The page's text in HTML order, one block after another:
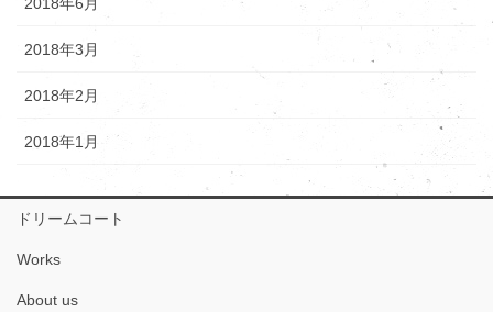
2018年6月
2018年3月
2018年2月
2018年1月
ドリームコート
Works
About us